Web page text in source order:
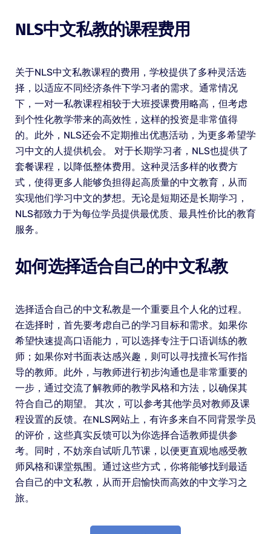
NLS中文私教的课程费用
关于NLS中文私教课程的费用，学校提供了多种灵活选
择，以适应不同经济条件下学习者的需求。通常情况
下，一对一私教课程相较于大班授课费用略高，但考虑
到个性化教学带来的高效性，这样的投资是非常值得
的。此外，NLS还会不定期推出优惠活动，为更多希望学
习中文的人提供机会。 对于长期学习者，NLS也提供了
套餐课程，以降低整体费用。这种灵活多样的收费方
式，使得更多人能够负担得起高质量的中文教育，从而
实现他们学习中文的梦想。无论是短期还是长期学习，
NLS都致力于为每位学员提供最优质、最具性价比的教育
服务。
如何选择适合自己的中文私教
选择适合自己的中文私教是一个重要且个人化的过程。
在选择时，首先要考虑自己的学习目标和需求。如果你
希望快速提高口语能力，可以选择专注于口语训练的教
师；如果你对书面表达感兴趣，则可以寻找擅长写作指
导的教师。此外，与教师进行初步沟通也是非常重要的
一步，通过交流了解教师的教学风格和方法，以确保其
符合自己的期望。 其次，可以参考其他学员对教师及课
程设置的反馈。在NLS网站上，有许多来自不同背景学员
的评价，这些真实反馈可以为你选择合适教师提供参
考。同时，不妨亲自试听几节课，以便更直观地感受教
师风格和课堂氛围。通过这些方式，你将能够找到最适
合自己的中文私教，从而开启愉快而高效的中文学习之
旅。